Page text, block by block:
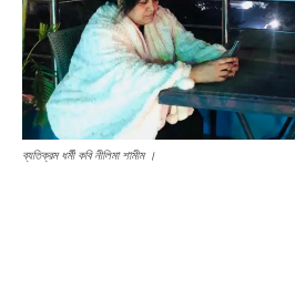
ব্যতিক্রম ধর্মী কবি নীলিমা শামীম ।